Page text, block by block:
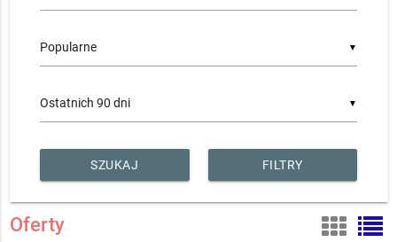
▼
▼
FILTRY
Oferty